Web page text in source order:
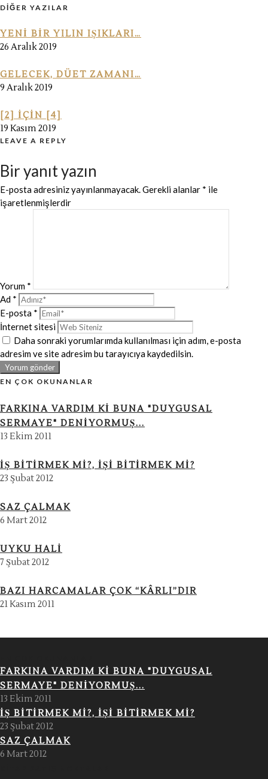
DIĞER YAZILAR
YENI BIR YILIN IŞIKLARI…
26 Aralık 2019
GELECEK, DÜET ZAMANI…
9 Aralık 2019
[2] IÇIN [4]
19 Kasım 2019
LEAVE A REPLY
Bir yanıt yazın
E-posta adresiniz yayınlanmayacak.Gerekli alanlar * ile
işaretlenmişlerdir
Yorum *
Ad *
E-posta *
İnternet sitesi
Daha sonraki yorumlarımda kullanılması için adım, e-posta
adresim ve site adresim bu tarayıcıya kaydedilsin.
EN ÇOK OKUNANLAR
FARKINA VARDIM KI BUNA "DUYGUSAL
SERMAYE" DENIYORMUŞ...
13 Ekim 2011
İŞ BITIRMEK MI?, İŞI BITIRMEK MI?
23 Şubat 2012
SAZ ÇALMAK
6 Mart 2012
UYKU HALI
7 Şubat 2012
BAZI HARCAMALAR ÇOK “KÂRLI”DIR
21 Kasım 2011
FARKINA VARDIM KI BUNA "DUYGUSAL
SERMAYE" DENIYORMUŞ...
13 Ekim 2011
İŞ BITIRMEK MI?, İŞI BITIRMEK MI?
23 Şubat 2012
SAZ ÇALMAK
6 Mart 2012